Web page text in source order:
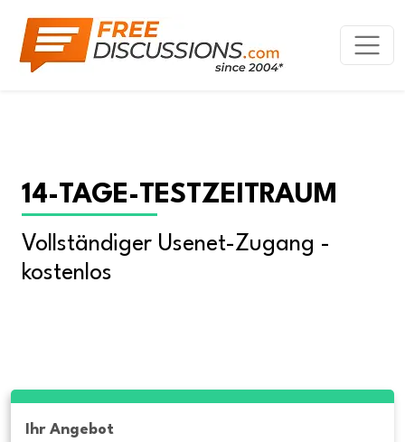
14-TAGE-TESTZEITRAUM
Vollständiger Usenet-Zugang -
kostenlos
Ihr Angebot